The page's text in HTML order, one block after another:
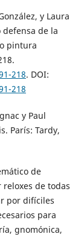
y Laura
defensa de la
pintura
218. DOI:
218
y Paul
París: Tardy,
de
de todas
por difíciles
para
gnomónica,